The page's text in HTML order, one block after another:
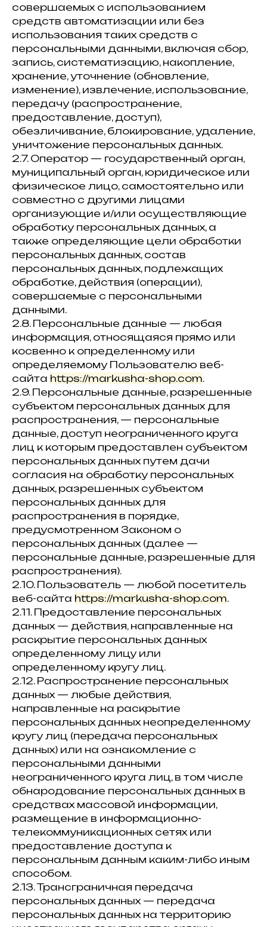
совершаемых с использованием
средств автоматизации или без
использования таких средств с
персональными данными, включая сбор,
запись, систематизацию, накопление,
хранение, уточнение (обновление,
изменение), извлечение, использование,
передачу (распространение,
предоставление, доступ),
обезличивание, блокирование, удаление,
уничтожение персональных данных.
2.7. Оператор — государственный орган,
муниципальный орган, юридическое или
физическое лицо, самостоятельно или
совместно с другими лицами
организующие и/или осуществляющие
обработку персональных данных, а
также определяющие цели обработки
персональных данных, состав
персональных данных, подлежащих
обработке, действия (операции),
совершаемые с персональными
данными.
2.8. Персональные данные — любая
информация, относящаяся прямо или
косвенно к определенному или
определяемому Пользователю веб-
сайта https://markusha-shop.com.
2.9. Персональные данные, разрешенные
субъектом персональных данных для
распространения, — персональные
данные, доступ неограниченного круга
лиц к которым предоставлен субъектом
персональных данных путем дачи
согласия на обработку персональных
данных, разрешенных субъектом
персональных данных для
распространения в порядке,
предусмотренном Законом о
персональных данных (далее —
персональные данные, разрешенные для
распространения).
2.10. Пользователь — любой посетитель
веб-сайта https://markusha-shop.com.
2.11. Предоставление персональных
данных — действия, направленные на
раскрытие персональных данных
определенному лицу или
определенному кругу лиц.
2.12. Распространение персональных
данных — любые действия,
направленные на раскрытие
персональных данных неопределенному
кругу лиц (передача персональных
данных) или на ознакомление с
персональными данными
неограниченного круга лиц, в том числе
обнародование персональных данных в
средствах массовой информации,
размещение в информационно-
телекоммуникационных сетях или
предоставление доступа к
персональным данным каким-либо иным
способом.
2.13. Трансграничная передача
персональных данных — передача
персональных данных на территорию